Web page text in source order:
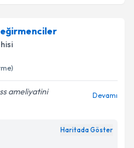
ameliyatini
Devamı
Haritada Göster